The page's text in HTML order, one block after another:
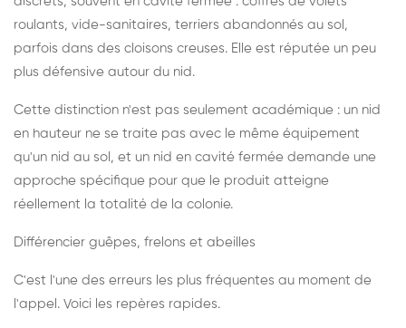
roulants, vide-sanitaires, terriers abandonnés au sol,
parfois dans des cloisons creuses. Elle est réputée un peu
plus défensive autour du nid.
Cette distinction n'est pas seulement académique : un nid
en hauteur ne se traite pas avec le même équipement
qu'un nid au sol, et un nid en cavité fermée demande une
approche spécifique pour que le produit atteigne
réellement la totalité de la colonie.
Différencier guêpes, frelons et abeilles
C'est l'une des erreurs les plus fréquentes au moment de
l'appel. Voici les repères rapides.